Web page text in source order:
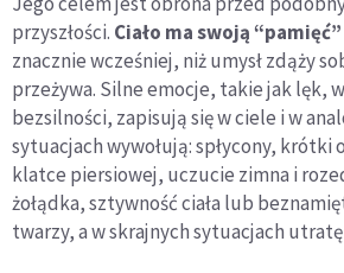
przyszłości. Ciało ma swoją “pamięć”
znacznie wcześniej, niż umysł zdąży
przeżywa. Silne emocje, takie jak lęk,
bezsilności, zapisują się w ciele i w
sytuacjach wywołują: spłycony, krótki
klatce piersiowej, uczucie zimna i
żołądka, sztywność ciała lub
twarzy, a w skrajnych sytuacjach